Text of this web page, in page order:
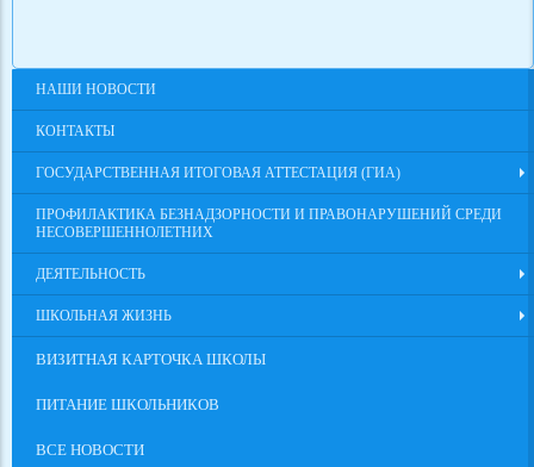
НАШИ НОВОСТИ
КОНТАКТЫ
ГОСУДАРСТВЕННАЯ ИТОГОВАЯ АТТЕСТАЦИЯ (ГИА)
ПРОФИЛАКТИКА БЕЗНАДЗОРНОСТИ И ПРАВОНАРУШЕНИЙ СРЕДИ
НЕСОВЕРШЕННОЛЕТНИХ
ДЕЯТЕЛЬНОСТЬ
ШКОЛЬНАЯ ЖИЗНЬ
ВИЗИТНАЯ КАРТОЧКА ШКОЛЫ
ПИТАНИЕ ШКОЛЬНИКОВ
ВСЕ НОВОСТИ